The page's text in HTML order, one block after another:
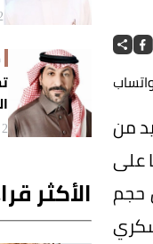
من
على
حجم
2
2 أغسطس 2026
الأكثر